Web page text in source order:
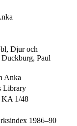
Djur och
Paul
Anka
Library
KA 1/48
1986–90